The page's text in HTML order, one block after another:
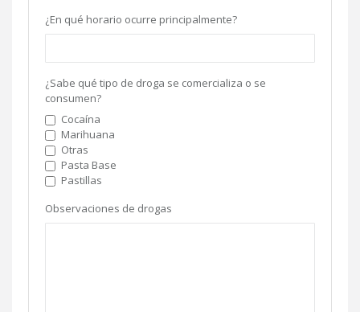
¿En qué horario ocurre principalmente?
¿Sabe qué tipo de droga se comercializa o se
consumen?
Cocaína
Marihuana
Otras
Pasta Base
Pastillas
Observaciones de drogas